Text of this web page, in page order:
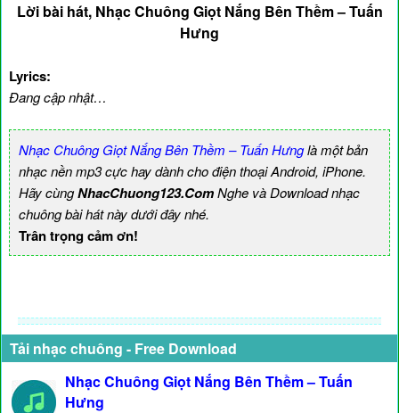
Lời bài hát, Nhạc Chuông Giọt Nắng Bên Thềm – Tuấn
Hưng
Lyrics:
Đang cập nhật…
Nhạc Chuông Giọt Nắng Bên Thềm – Tuấn Hưnglà một bản
nhạc nền mp3 cực hay dành cho điện thoại Android, iPhone.
Hãy cùngNhacChuong123.ComNghe và Download nhạc
chuông bài hát này dưới đây nhé.
Trân trọng cảm ơn!
Tải nhạc chuông - Free Download
Nhạc Chuông Giọt Nắng Bên Thềm – Tuấn
Hưng